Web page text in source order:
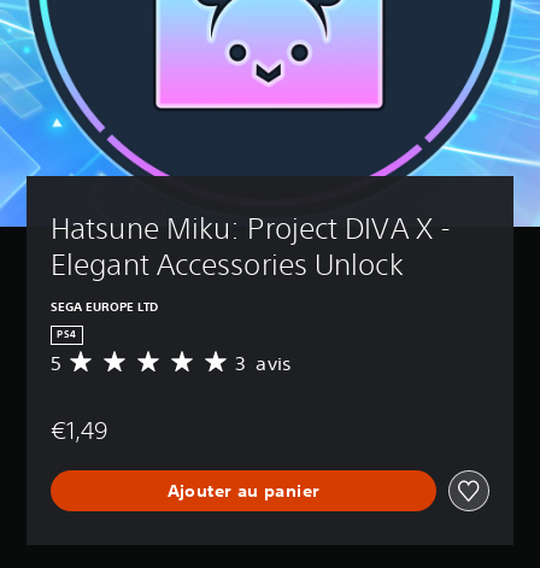
Hatsune Miku: Project DIVA X -
Elegant Accessories Unlock
SEGA EUROPE LTD
PS4
M
e
n
e
5 3 avis
€1,49
Ajouter au panier